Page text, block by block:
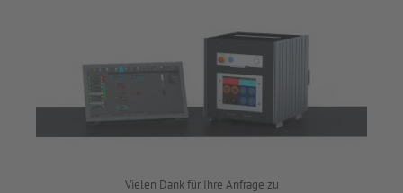
Vielen Dank für Ihre Anfrage zu